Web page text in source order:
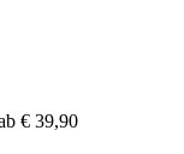
€ 39,90